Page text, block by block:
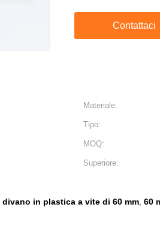
Contattaci
Materiale:
Tipo:
MOQ:
Superiore:
divano in plastica a vite di 60 mm, 60